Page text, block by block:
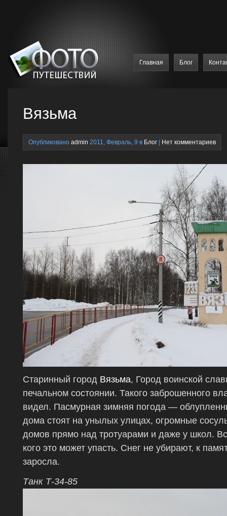
Главная Блог
Вязьма
Опубликовано admin 2011, Февраль, 9 в Блог Нет комментариев
Старинный город Вязьма, Город воинской
печальном состоянии. Такого заброшенного
видел. Пасмурная зимняя погода —
дома стоят на унылых улицах, огромные
домов прямо над тротуарами и даже у школ.
кого это может упасть. Снег не убирают, к
заросла.
Танк Т-34-85